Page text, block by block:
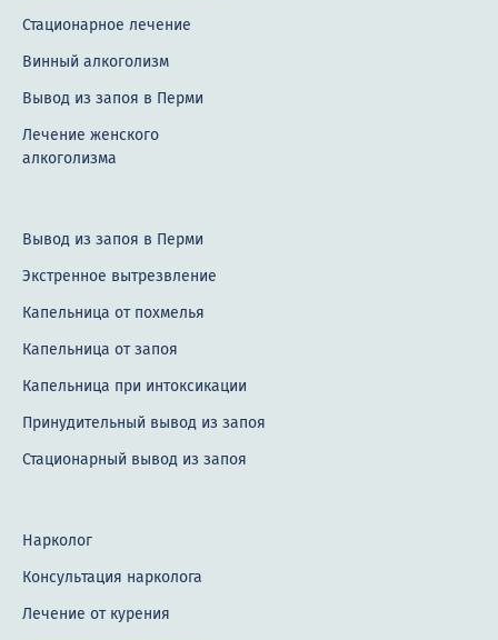
Консультация клинического психолога
Консультация психиатра
Консультация психолога
Консультация сексолога
Консультация семейного психолога
Консультация токсиколога
Лечение алкогольной депрессии
Лечение апатии
Лечение астении
Стационарное лечение
Винный алкоголизм
Вывод из запоя в Перми
Лечение женского
алкоголизма
Вывод из запоя в Перми
Экстренное вытрезвление
Капельница от похмелья
Капельница от запоя
Капельница при интоксикации
Принудительный вывод из запоя
Стационарный вывод из запоя
Нарколог
Консультация нарколога
Лечение от курения